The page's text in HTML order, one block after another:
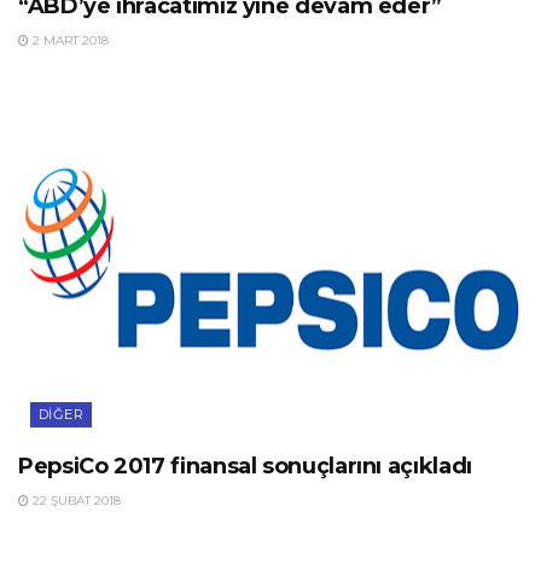
“ABD’ye ihracatımız yine devam eder”
2 MART 2018
DIĞER
PepsiCo 2017 finansal sonuçlarını açıkladı
22 ŞUBAT 2018